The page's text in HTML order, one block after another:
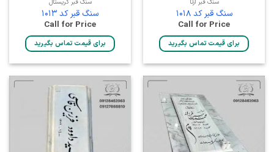
سنگ قبر ازنا
سنگ قبر کد 1018
Call for Price
برای قیمت تماس بگیرید
سنگ قبر کریستال
سنگ قبر کد 1013
Call for Price
برای قیمت تماس بگیرید